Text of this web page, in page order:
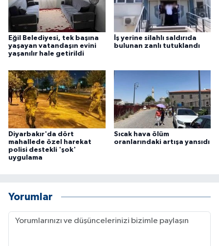
Eğil Belediyesi, tek başına
yaşayan vatandaşın evini
yaşanılır hale getirildi
İş yerine silahlı saldırıda
bulunan zanlı tutuklandı
Diyarbakır'da dört
mahallede özel harekat
polisi destekli 'şok'
uygulama
Sıcak hava ölüm
oranlarındaki artışa yansıdı
Yorumlar